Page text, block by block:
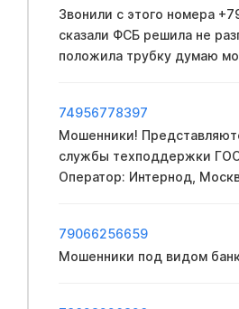
Звонили с этого номера
сказали ФCБ решила не
положила трубку думаю
74956778397
Мошенники!
службы техподдержки
Оператор: Интернод,
79066256659
Мошенники под видом